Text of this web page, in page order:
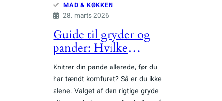
MAD & KØKKEN
28. marts 2026
Guide til gryder og
pander: Hvilke
materialer passer til dit
komfur og din
madlavning?
Knitrer din pande allerede, før du
har tændt komfuret? Så er du ikke
alene. Valget af den rigtige gryde